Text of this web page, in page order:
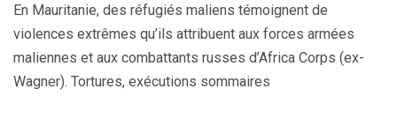
En Mauritanie, des réfugiés maliens témoignent de
violences extrêmes qu’ils attribuent aux forces armées
maliennes et aux combattants russes d’Africa Corps (ex-
Wagner). Tortures, exécutions sommaires